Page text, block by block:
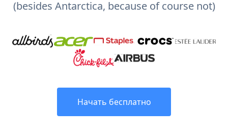
(besides Antarctica, because of course not)
Начать бесплатно